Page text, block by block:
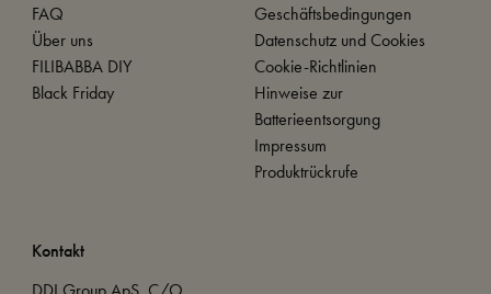
FAQ
Über uns
FILIBABBA DIY
Black Friday
Geschäftsbedingungen
Datenschutz und Cookies
Cookie-Richtlinien
Hinweise zur
Batterieentsorgung
Impressum
Produktrückrufe
Kontakt